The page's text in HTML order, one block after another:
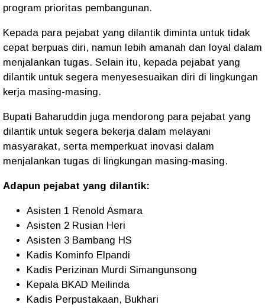
program prioritas pembangunan.
Kepada para pejabat yang dilantik diminta untuk tidak
cepat berpuas diri, namun lebih amanah dan loyal dalam
menjalankan tugas. Selain itu, kepada pejabat yang
dilantik untuk segera menyesesuaikan diri di lingkungan
kerja masing-masing.
Bupati Baharuddin juga mendorong para pejabat yang
dilantik untuk segera bekerja dalam melayani
masyarakat, serta memperkuat inovasi dalam
menjalankan tugas di lingkungan masing-masing.
Adapun pejabat yang dilantik:
Asisten 1 Renold Asmara
Asisten 2 Rusian Heri
Asisten 3 Bambang HS
Kadis Kominfo Elpandi
Kadis Perizinan Murdi Simangunsong
Kepala BKAD Meilinda
Kadis Perpustakaan, Bukhari